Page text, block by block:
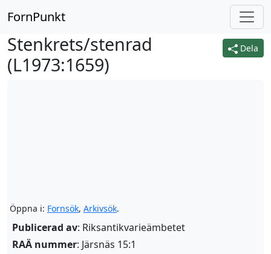
FornPunkt
Dela
Stenkrets/stenrad
(L1973:1659)
Öppna i: Fornsök, Arkivsök.
Publicerad av: Riksantikvarieämbetet
RAÄ nummer: Järsnäs 15:1